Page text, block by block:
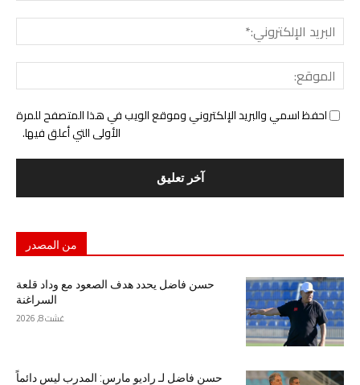
احفظ اسمي والبريد الإلكتروني وموقع الويب في هذا المتصفح للمرة
الأولى التي أعلق فيها.
من المصدر
حسن فاضل يحدد هدف الصعود مع وداد قلعة
السراغنة
غشت 8, 2026
حسن فاضل لـ راديو مارس: المدرب ليس دائماً